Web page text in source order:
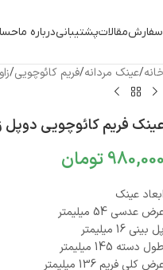
سفارشمقالاتپشتیبانیدرباره ما
/عینک مردانه/فریم کائوچویی/
فریم کائوچویی دوپل زاویه
980,000تومان
ابعاد عینک
عدسی 54 میلیمتر
پل بینی 16 میلیمتر
طول دسته 145 میلیمتر
کلی فریم 136 میلیمتر